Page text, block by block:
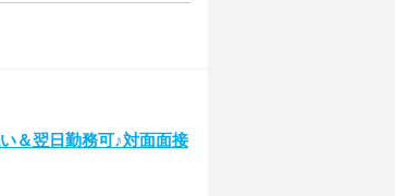
＆翌日勤務可♪対面面接